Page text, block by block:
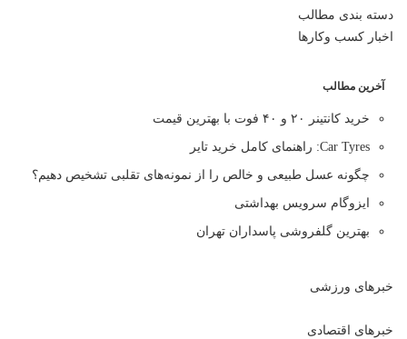
دسته بندی مطالب
اخبار کسب وکارها
آخرین مطالب
خرید کانتینر ۲۰ و ۴۰ فوت با بهترین قیمت
Car Tyres: راهنمای کامل خرید تایر
چگونه عسل طبیعی و خالص را از نمونه‌های تقلبی تشخیص دهیم؟
ایزوگام سرویس بهداشتی
بهترین گلفروشی پاسداران تهران
خبرهای ورزشی
خبرهای اقتصادی